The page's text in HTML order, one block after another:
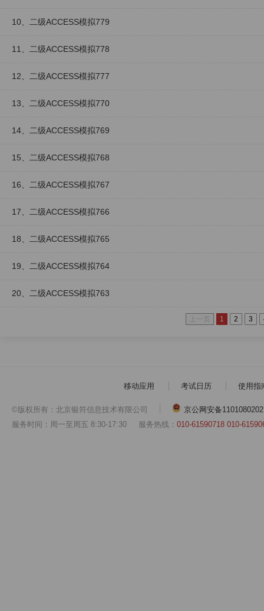
10、二级ACCESS模拟779
11、二级ACCESS模拟778
12、二级ACCESS模拟777
13、二级ACCESS模拟770
14、二级ACCESS模拟769
15、二级ACCESS模拟768
16、二级ACCESS模拟767
17、二级ACCESS模拟766
18、二级ACCESS模拟765
19、二级ACCESS模拟764
20、二级ACCESS模拟763
1 2 3
移动应用 考试日历 使用指
©版权所有：北京银符信息技术有限公司
京公网安备
服务时间：周一至周五 8:30-17:30 服务热线： 010-61590718 010-